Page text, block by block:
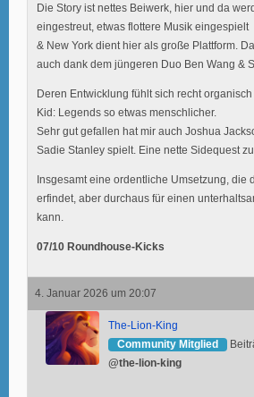
Die Story ist nettes Beiwerk, hier und da
eingestreut, etwas flottere Musik eingespielt
& New York dient hier als große Plattform.
auch dank dem jüngeren Duo Ben Wang &
Deren Entwicklung fühlt sich recht
Kid: Legends so etwas menschlicher.
Sehr gut gefallen hat mir auch Joshua
Sadie Stanley spielt. Eine nette Sidequest
Insgesamt eine ordentliche Umsetzung, die
erfindet, aber durchaus für einen
kann.
07/10 Roundhouse-Kicks
4. Januar 2026 um 20:07
The-Lion-King
Community Mitglied
@the-lion-king